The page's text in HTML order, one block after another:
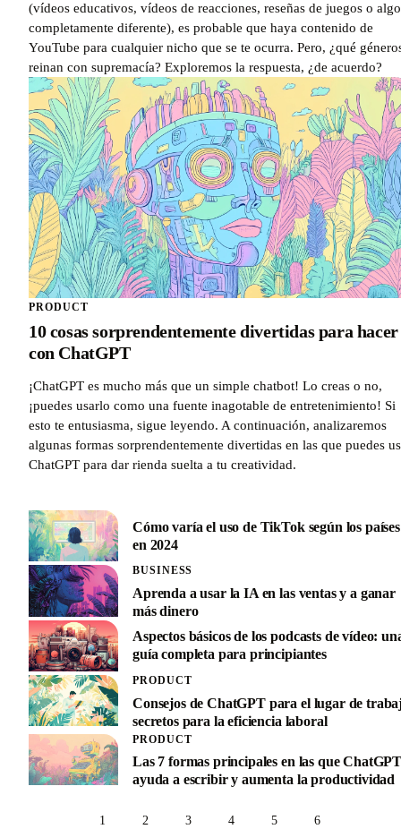
(vídeos educativos, vídeos de reacciones, reseñas de juegos o algo
completamente diferente), es probable que haya contenido de
YouTube para cualquier nicho que se te ocurra. Pero, ¿qué
reinan con supremacía? Exploremos la respuesta, ¿de acuerdo?
PRODUCT
10 cosas sorprendentemente divertidas para hacer
con ChatGPT
¡ChatGPT es mucho más que un simple chatbot! Lo creas o no,
¡puedes usarlo como una fuente inagotable de entretenimiento! Si
esto te entusiasma, sigue leyendo. A continuación, analizaremos
algunas formas sorprendentemente divertidas en las que puedes
ChatGPT para dar rienda suelta a tu creatividad.
Cómo varía el uso de TikTok según los países
en 2024
BUSINESS
Aprenda a usar la IA en las ventas y a ganar
más dinero
Aspectos básicos de los podcasts de vídeo:
guía completa para principiantes
PRODUCT
Consejos de ChatGPT para el lugar de
secretos para la eficiencia laboral
PRODUCT
Las 7 formas principales en las que
ayuda a escribir y aumenta la productividad
1 2 3 4 5 6